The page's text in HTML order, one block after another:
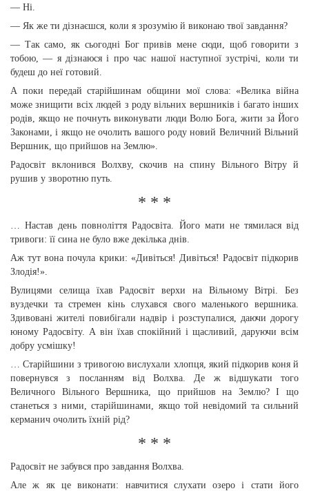
— Ні.
— Як же ти дізнаєшся, коли я зрозумію й виконаю твої завдання?
— Так само, як сьогодні Бог привів мене сюди, щоб говорити з
тобою, — я дізнаюся і про час нашої наступної зустрічі, коли ти
будеш до неї готовий.
А поки передай старійшинам общини мої слова: «Велика війна
може знищити всіх людей з роду вільних вершників і багато інших
родів, якщо не почнуть виконувати люди Волю Бога, жити за Його
Законами, і якщо не очолить вашого роду новий Величний Вільний
Вершник, що прийшов на Землю».
Радосвіт вклонився Волхву, скочив на спину Вільного Вітру й
рушив у зворотню путь.
* * *
… Настав день повноліття Радосвіта. Його мати не тямилася від
тривоги: її сина не було вже декілька днів.
Аж тут вона почула крики: «Дивіться! Дивіться! Радосвіт підкорив
Злодія!».
Вулицями селища їхав Радосвіт верхи на Вільному Вітрі. Без
вуздечки та стремен кінь слухався свого маленького вершника.
Здивовані жителі повибігали надвір і розступалися, даючи дорогу
юному Радосвіту. А він їхав спокійний і щасливий, даруючи всім
добру усмішку!
… Старійшини з тривогою вислухали хлопця, який підкорив коня й
повернувся з посланням від Волхва. Де ж відшукати того
Величного Вільного Вершника, що прийшов на Землю? І що
станеться з ними, старійшинами, якщо той невідомий та сильний
керманич очолить їхній рід?
* * *
Радосвіт не забувся про завдання Волхва.
Але ж як це виконати: навчитися слухати озеро і стати його